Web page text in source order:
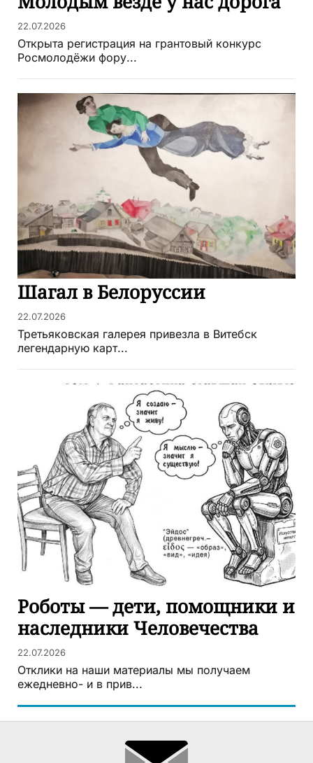
22.07.2026
Открыта регистрация на грантовый конкурс
Росмолодёжи фору...
Шагал в Белоруссии
22.07.2026
Третьяковская галерея привезла в Витебск
легендарную карт...
Роботы — дети, помощники и
наследники Человечества
22.07.2026
Отклики на наши материалы мы получаем
ежедневно- и в прив...